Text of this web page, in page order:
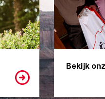
Bekijk